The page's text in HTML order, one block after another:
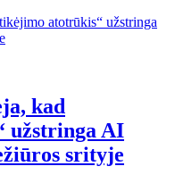
kad
užstringa AI
srityje